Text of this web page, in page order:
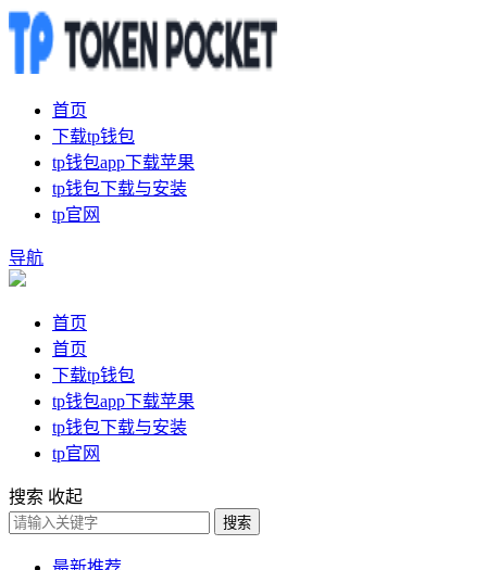
首页
下载tp钱包
tp钱包app下载苹果
tp钱包下载与安装
tp官网
导航
首页
首页
下载tp钱包
tp钱包app下载苹果
tp钱包下载与安装
tp官网
搜索 收起
搜索